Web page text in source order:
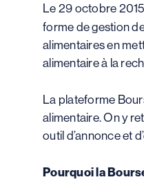
Le 29 octobre
forme de gestion
alimentaires en
alimentaire à la
La plateforme
alimentaire. On y
outil d’annonce et
Pourquoi la